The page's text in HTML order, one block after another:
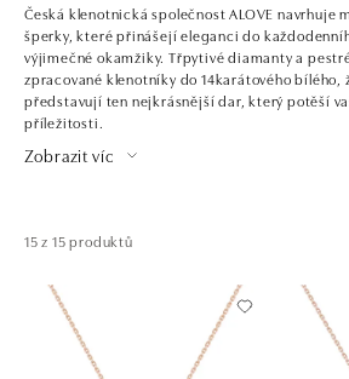
Česká klenotnická společnost ALOVE navrhuje
šperky, které přinášejí eleganci do
výjimečné okamžiky. Třpytivé diamanty a
zpracované klenotníky do 14karátového bílého,
představují ten nejkrásnější dar, který potěší
příležitosti.
Zobrazit víc
15 z 15 produktů